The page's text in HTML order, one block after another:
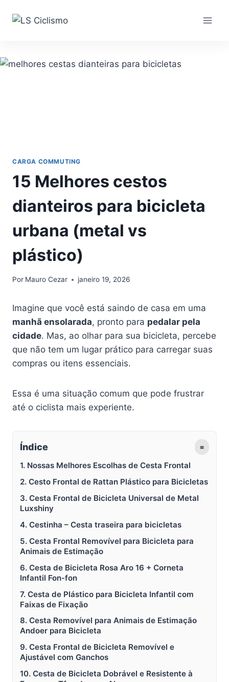
para
CARGA COMMUTING
15 Melhores cestos
dianteiros para bicicleta
urbana (metal vs
plástico)
Por Mauro Cezar janeiro 19, 2026
Imagine que você está saindo de casa em uma
manhã ensolarada, pronto para pedalar pela
cidade. Mas, ao olhar para sua bicicleta, percebe
que não tem um lugar prático para carregar suas
compras ou itens essenciais.
Essa é uma situação comum que pode frustrar
até o ciclista mais experiente.
Índice ≡
1. Nossas Melhores Escolhas de Cesta Frontal
2. Cesto Frontal de Rattan Plástico para Bicicletas
3. Cesta Frontal de Bicicleta Universal de Metal
Luxshiny
4. Cestinha – Cesta traseira para bicicletas
5. Cesta Frontal Removível para Bicicleta para
Animais de Estimação
6. Cesta de Bicicleta Rosa Aro 16 + Corneta
Infantil Fon-fon
7. Cesta de Plástico para Bicicleta Infantil com
Faixas de Fixação
8. Cesta Removível para Animais de Estimação
Andoer para Bicicleta
9. Cesta Frontal de Bicicleta Removível e
Ajustável com Ganchos
10. Cesta de Bicicleta Dobrável e Resistente à